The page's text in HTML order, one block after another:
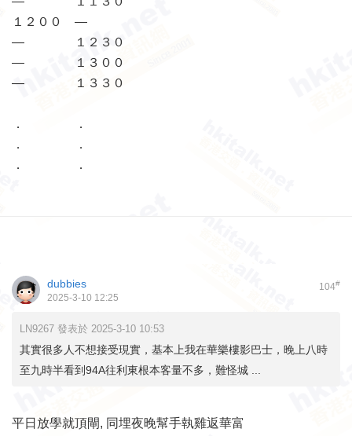
１２００ —
— １２３０
— １３００
— １３３０
． ．
． ．
． ．
104#
dubbies
2025-3-10 12:25
LN9267 發表於 2025-3-10 10:53
其實很多人不想接受現實，基本上我在華樂樓影巴士，晚上八時
至九時半看到94A往利東根本客量不多，難怪城 ...
平日放學就頂閘, 同埋夜晚幫手執雞返華富